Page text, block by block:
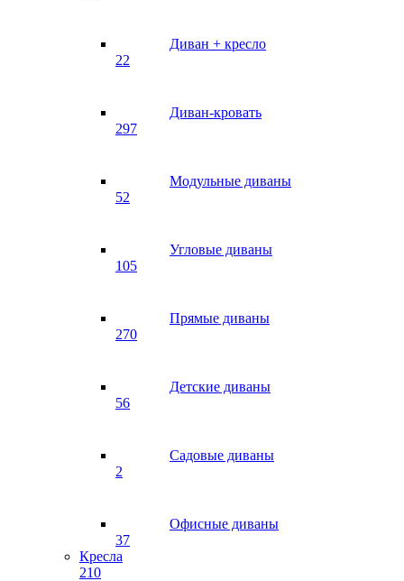
Диван + кресло
22
Диван-кровать
297
Модульные диваны
52
Угловые диваны
105
Прямые диваны
270
Детские диваны
56
Садовые диваны
2
Офисные диваны
37
Кресла
210